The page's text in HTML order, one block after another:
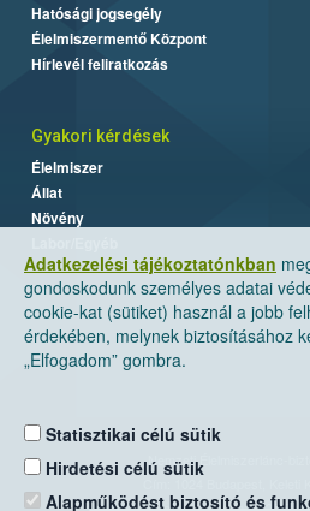
Adatkezelési tájékoztatónkban
gondoskodunk személyes adatai
cookie-kat (sütiket) használ a jobb
érdekében, melynek biztosításához
„Elfogadom” gombra.
Statisztikai célú sütik
Hirdetési célú sütik
Alapműködést biztosító és
Hatósági jogsegély
Élelmiszermentő Központ
Hírlevél feliratkozás
Gyakori kérdések
Élelmiszer
Állat
Növény
Nemzeti Élelmiszerlánc-
Levelezési cím: 1525